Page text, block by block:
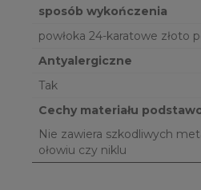
sposób wykończenia
powłoka 24-karatowe złoto
Antyalergiczne
Tak
Cechy materiału
Nie zawiera szkodliwych
ołowiu czy niklu